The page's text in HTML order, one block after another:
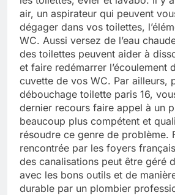
air, un aspirateur qui peuvent
dégager dans vos toilettes,
WC. Aussi versez de l’eau
des toilettes peuvent aider à
et faire redémarrer l’écoulement
cuvette de vos WC. Par ailleurs,
débouchage toilette paris 16,
dernier recours faire appel à un
beaucoup plus compétent et
résoudre ce genre de problème.
rencontrée par les foyers
des canalisations peut être géré
avec les bons outils et de
durable par un plombier